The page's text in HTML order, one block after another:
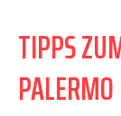
TIPPS
PALERMO